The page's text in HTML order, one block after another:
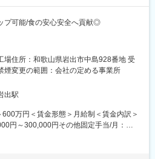
業務
ッフのとりまとめ役
など
理
ジションもあり
長 へキャリアアップ。中途入社からス
プ可能/食の安心安全へ貢献◎
上)として、一部署の生産工程の管理、労
理といった業務を中心にお任せいたし
パート・実習生は、概ね10～100名程度
囲を工場全体に広げて頂きます。特
善/設備投資計画/工場全体の予実管理とい
。
場住所：和歌山県岩出市中島928番地 受
煙変更の範囲：会社の定める事業所
出駅
万円＜賃金形態＞月給制＜賃金内訳＞
円～300,000円その他固定手当/月：